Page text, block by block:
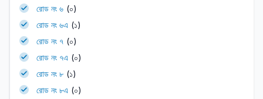
রোড নং ৬ (০)
রোড নং ৬এ (১)
রোড নং ৭ (০)
রোড নং ৭এ (০)
রোড নং ৮ (১)
রোড নং ৮এ (০)